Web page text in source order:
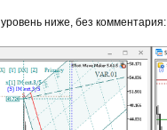
ниже, без комментария: